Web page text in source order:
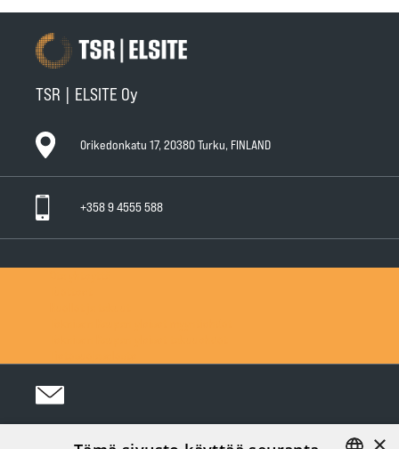
TSR | ELSITE Oy
Orikedonkatu 17, 20380 Turku, FINLAND
+358 9 4555 588